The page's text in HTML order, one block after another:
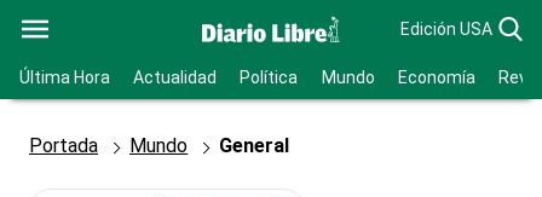
Edición USA
Última Hora Actualidad Política Mundo Economía
Portada Mundo General